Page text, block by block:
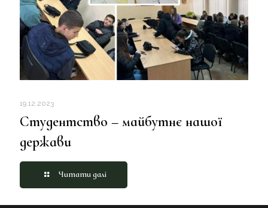
19.12.2023
Студентство – майбутнє нашої
держави
Читати далі